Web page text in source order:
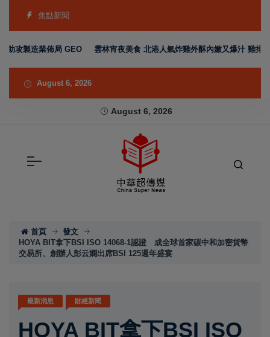
焦點新聞
造業佈局 GEO 雲林宵夜美食 北港人氣炸雞外酥內嫩又爆汁 雞排、小點
August 6, 2026
August 6, 2026
首頁
發文
HOYA BIT拿下BSI ISO 14068-1認證 成全球首家碳中和加密貨幣
交易所、創辦人彭云嫻出席BSI 125週年盛宴
最新消息 財經新聞
HOYA BIT拿下BSI ISO